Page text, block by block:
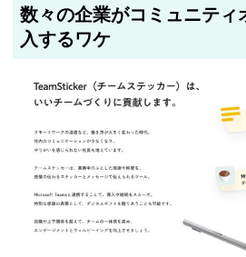
数々の企業がコミュニティ
入するワケ